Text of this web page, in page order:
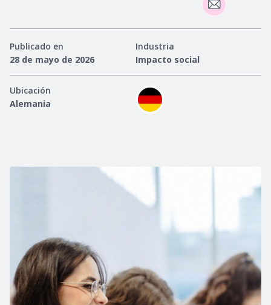
Publicado en
28 de mayo de 2026
Industria
Impacto social
Ubicación
Alemania